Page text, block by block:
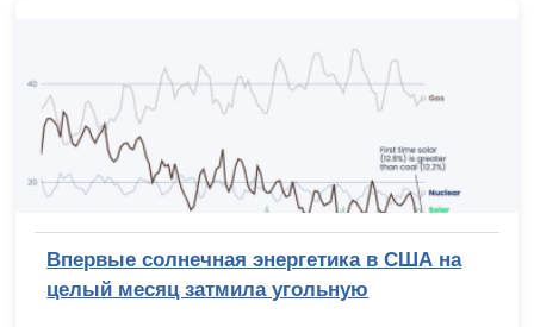
Впервые солнечная энергетика в США на
целый месяц затмила угольную